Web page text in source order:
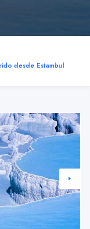
desde Estambul